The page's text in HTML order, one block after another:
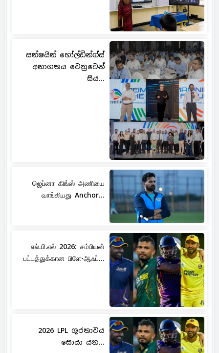
සන්ෂයින් හෝල්ඩින්ග්ස්
අනාගතය වෙනුවෙන්
සිය...
ஜெப்னா கிங்ஸ் அணியை
வாங்கியது Anchor...
எல்.பி.எல் 2026: சம்பியன்
பட்டத்துக்கான பிளே-ஆஃப்...
2026 LPL ශූරතාවය
සොයා යන...